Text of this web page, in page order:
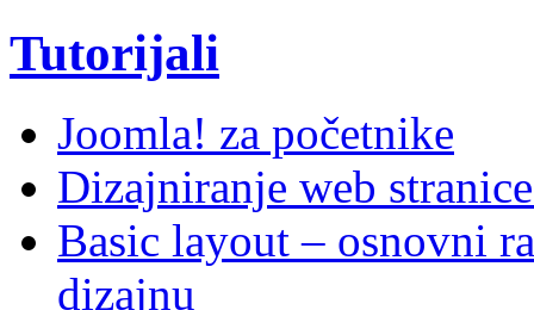
Tutorijali
Joomla! za početnike
Dizajniranje web
Basic layout – osnovni
dizajnu